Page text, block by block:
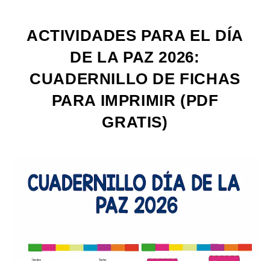
ACTIVIDADES PARA EL DÍA
DE LA PAZ 2026:
CUADERNILLO DE FICHAS
PARA IMPRIMIR (PDF
GRATIS)